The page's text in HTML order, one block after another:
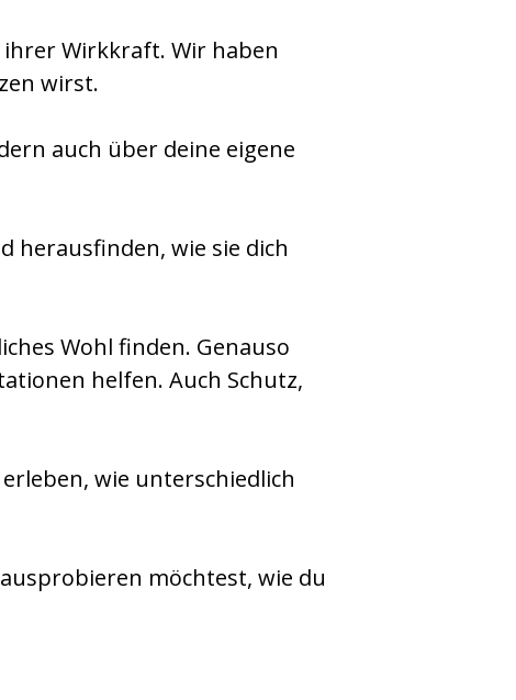
Wirkkraft. Wir haben
wirst.
auch über deine eigene
herausfinden, wie sie dich
Wohl finden. Genauso
helfen. Auch Schutz,
wie unterschiedlich
möchtest, wie du